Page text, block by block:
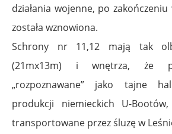
działania wojenne, po
została wznowiona.
Schrony nr 11,12 mają tak
(21mx13m) i wnętrza, że
„rozpoznawane” jako tajne
produkcji niemieckich U-
transportowane przez śluzę w